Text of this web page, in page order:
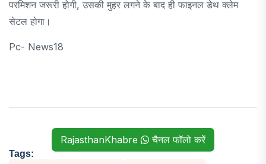
परमिशन जरूरी होगी, उसकी मुहर लगने के बाद ही फाइनल डेथ क्लेम
सेटल होगा।
Pc- News18
RajasthanKhabre चैनल फॉलो करें
Tags: